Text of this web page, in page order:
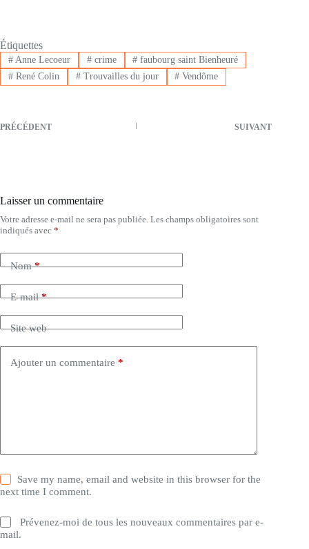
Étiquettes
#Anne Lecoeur #crime # faubourg saint Bienheuré
#René Colin #Trouvailles du jour # Vendôme
PRÉCÉDENT SUIVANT
Laisser un commentaire
Votre adresse e-mail ne sera pas publiée. Les champs obligatoires sont
indiqués avec *
Nom*
E-mail*
Site web
Ajouter un commentaire *
Save my name, email and website in this browser for the
next time I comment.
Prévenez-moi de tous les nouveaux commentaires par e-
mail.